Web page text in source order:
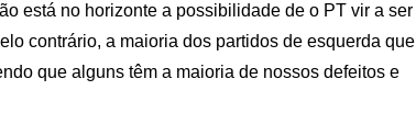
está no horizonte a possibilidade de o PT vir a ser
contrário, a maioria dos partidos de esquerda que
que alguns têm a maioria de nossos defeitos e